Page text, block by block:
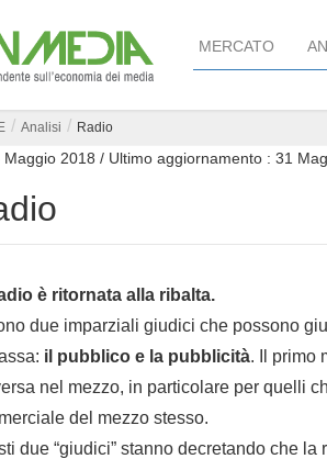
MERCATO
Analisi Radio
Maggio 2018 / Ultimo aggiornamento : 31
è ritornata alla ribalta.
due imparziali giudici che possono
il pubblico e la pubblicità. Il primo
nel mezzo, in particolare per quelli
del mezzo stesso.
due “giudici” stanno decretando che